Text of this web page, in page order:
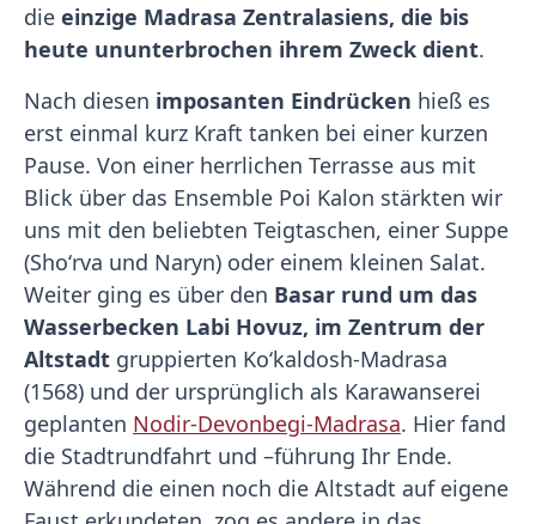
die einzige Madrasa Zentralasiens, die bis
heute ununterbrochen ihrem Zweck dient.
Nach diesen imposanten Eindrücken hieß es
erst einmal kurz Kraft tanken bei einer kurzen
Pause. Von einer herrlichen Terrasse aus mit
Blick über das Ensemble Poi Kalon stärkten wir
uns mit den beliebten Teigtaschen, einer Suppe
(Shoʻrva und Naryn) oder einem kleinen Salat.
Weiter ging es über den Basar rund um das
Wasserbecken Labi Hovuz, im Zentrum der
Altstadt gruppierten Ko‘kаldоsh-Madrasa
(1568) und der ursprünglich als Karawanserei
geplanten Nоdir-Dеvоnbеgi-Madrasa. Hier fand
die Stadtrundfahrt und –führung Ihr Ende.
Während die einen noch die Altstadt auf eigene